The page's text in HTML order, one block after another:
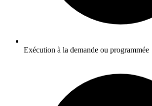
Exécution à la demande ou programmée